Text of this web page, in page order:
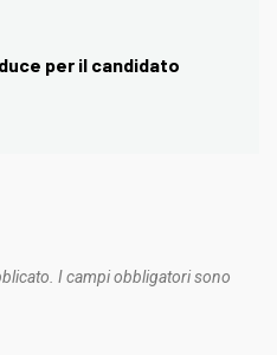
per il candidato
I campi obbligatori sono